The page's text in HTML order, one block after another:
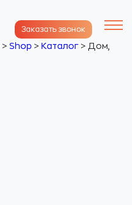
Заказать звонок
> Shop > Каталог > Дом,